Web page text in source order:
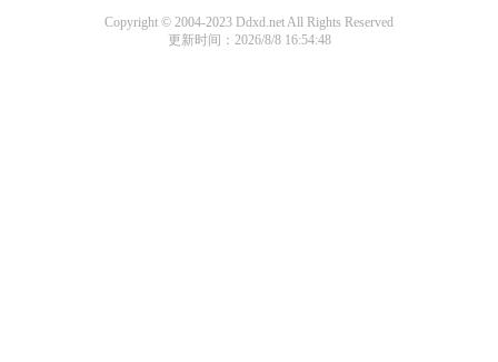
Copyright © 2004-2023 Ddxd.net All Rights Reserved
更新时间：2026/8/8 16:54:48